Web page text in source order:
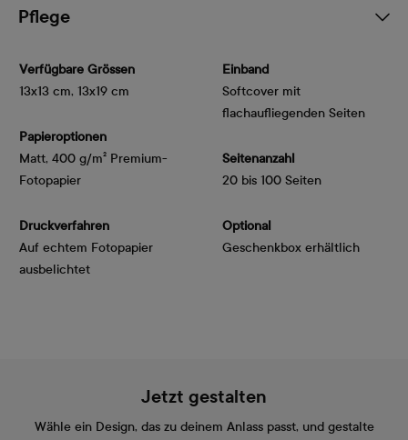
Pflege
Verfügbare Grössen
13x13 cm, 13x19 cm
Papieroptionen
Matt, 400 g/m² Premium-
Fotopapier
Druckverfahren
Auf echtem Fotopapier
ausbelichtet
Einband
Softcover mit
flachaufliegenden Seiten
Seitenanzahl
20 bis 100 Seiten
Optional
Geschenkbox erhältlich
Jetzt gestalten
Wähle ein Design, das zu deinem Anlass passt, und gestalte